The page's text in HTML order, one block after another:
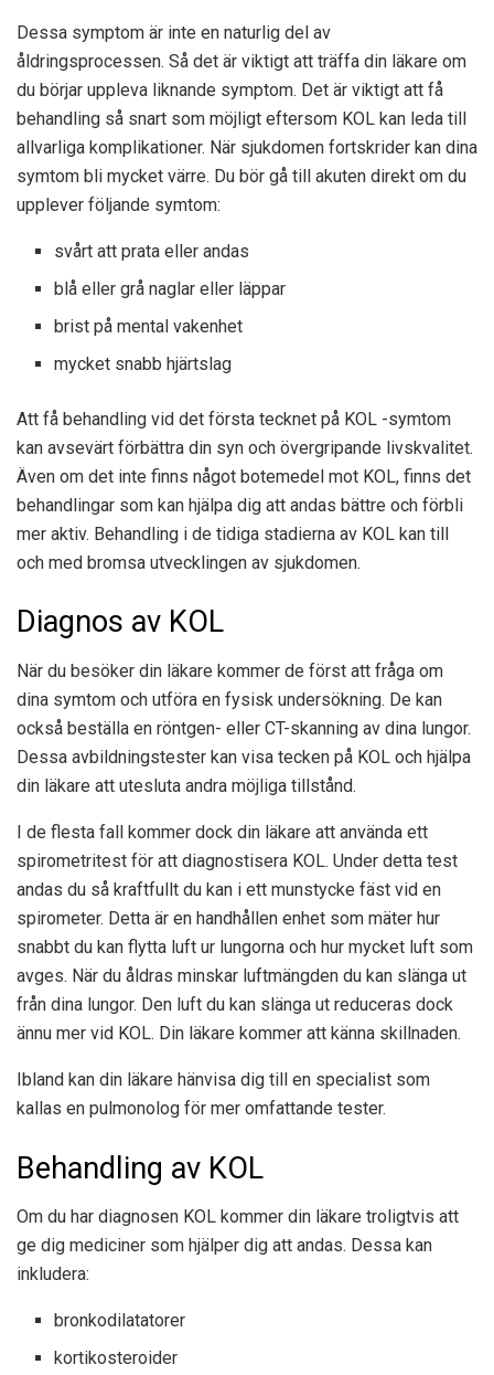
Dessa symptom är inte en naturlig del av
åldringsprocessen. Så det är viktigt att träffa din läkare om
du börjar uppleva liknande symptom. Det är viktigt att få
behandling så snart som möjligt eftersom KOL kan leda till
allvarliga komplikationer. När sjukdomen fortskrider kan dina
symtom bli mycket värre. Du bör gå till akuten direkt om du
upplever följande symtom:
svårt att prata eller andas
blå eller grå naglar eller läppar
brist på mental vakenhet
mycket snabb hjärtslag
Att få behandling vid det första tecknet på KOL -symtom
kan avsevärt förbättra din syn och övergripande livskvalitet.
Även om det inte finns något botemedel mot KOL, finns det
behandlingar som kan hjälpa dig att andas bättre och förbli
mer aktiv. Behandling i de tidiga stadierna av KOL kan till
och med bromsa utvecklingen av sjukdomen.
Diagnos av KOL
När du besöker din läkare kommer de först att fråga om
dina symtom och utföra en fysisk undersökning. De kan
också beställa en röntgen- eller CT-skanning av dina lungor.
Dessa avbildningstester kan visa tecken på KOL och hjälpa
din läkare att utesluta andra möjliga tillstånd.
I de flesta fall kommer dock din läkare att använda ett
spirometritest för att diagnostisera KOL. Under detta test
andas du så kraftfullt du kan i ett munstycke fäst vid en
spirometer. Detta är en handhållen enhet som mäter hur
snabbt du kan flytta luft ur lungorna och hur mycket luft som
avges. När du åldras minskar luftmängden du kan slänga ut
från dina lungor. Den luft du kan slänga ut reduceras dock
ännu mer vid KOL. Din läkare kommer att känna skillnaden.
Ibland kan din läkare hänvisa dig till en specialist som
kallas en pulmonolog för mer omfattande tester.
Behandling av KOL
Om du har diagnosen KOL kommer din läkare troligtvis att
ge dig mediciner som hjälper dig att andas. Dessa kan
inkludera:
bronkodilatatorer
kortikosteroider